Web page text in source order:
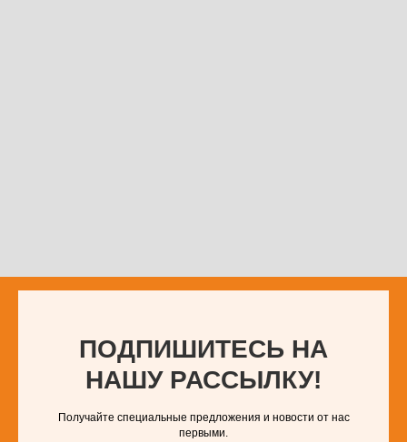
ПОДПИШИТЕСЬ НА
НАШУ РАССЫЛКУ!
Получайте специальные предложения и новости от нас
первыми.